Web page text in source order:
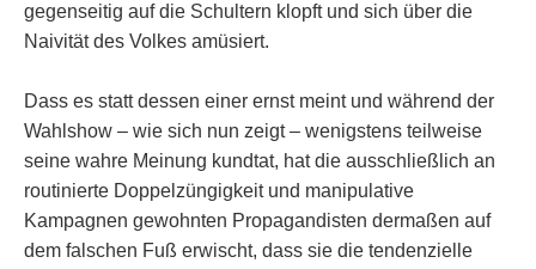
gegenseitig auf die Schultern klopft und sich über die
Naivität des Volkes amüsiert.
Dass es statt dessen einer ernst meint und während der
Wahlshow – wie sich nun zeigt – wenigstens teilweise
seine wahre Meinung kundtat, hat die ausschließlich an
routinierte Doppelzüngigkeit und manipulative
Kampagnen gewohnten Propagandisten dermaßen auf
dem falschen Fuß erwischt, dass sie die tendenzielle